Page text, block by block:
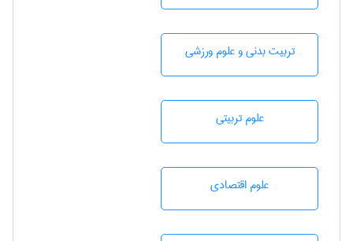
تربيت بدنی و علوم ورزشی
علوم تربيتی
علوم اقتصادی